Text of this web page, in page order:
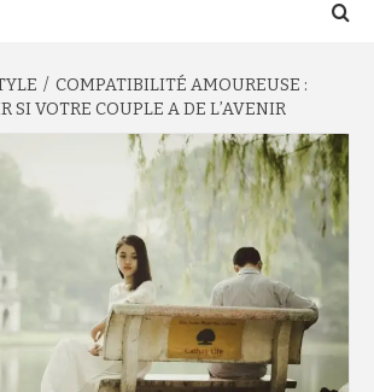
COMPATIBILITÉ AMOUREUSE :
SI VOTRE COUPLE A DE L’AVENIR